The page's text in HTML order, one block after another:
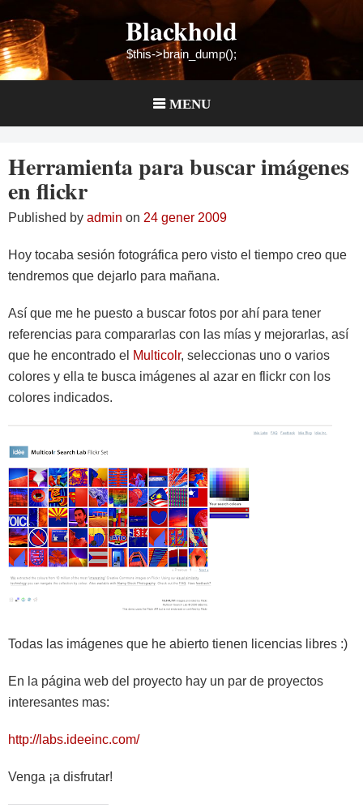
to
content
Blackhold
$this->brain_dump();
MENU
Herramienta para buscar imágenes
en flickr
Published by admin on 24 gener 2009
Hoy tocaba sesión fotográfica pero visto el tiempo creo que
tendremos que dejarlo para mañana.
Así que me he puesto a buscar fotos por ahí para tener
referencias para compararlas con las mías y mejorarlas, así
que he encontrado el Multicolr, seleccionas uno o varios
colores y ella te busca imágenes al azar en flickr con los
colores indicados.
Todas las imágenes que he abierto tienen licencias libres :)
En la página web del proyecto hay un par de proyectos
interesantes mas:
http://labs.ideeinc.com/
Venga ¡a disfrutar!